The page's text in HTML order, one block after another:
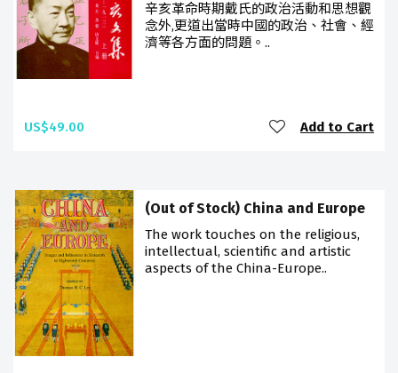
辛亥革命時期戴氏的政治活動和思想觀
念外,更道出當時中國的政治、社會、經
濟等各方面的問題。..
US$49.00 Add to Cart
(Out of Stock) China and Europe
The work touches on the religious,
intellectual, scientific and artistic
aspects of the China-Europe..